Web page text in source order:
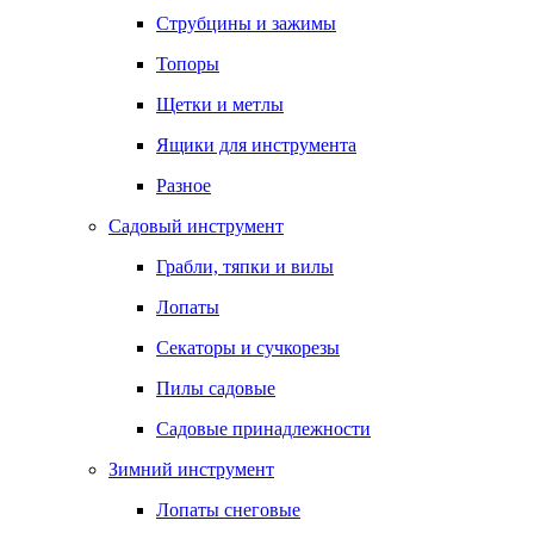
Струбцины и зажимы
Топоры
Щетки и метлы
Ящики для инструмента
Разное
Садовый инструмент
Грабли, тяпки и вилы
Лопаты
Секаторы и сучкорезы
Пилы садовые
Садовые принадлежности
Зимний инструмент
Лопаты снеговые